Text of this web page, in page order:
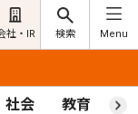
社・IR 検索 Menu
社会 教育 ス